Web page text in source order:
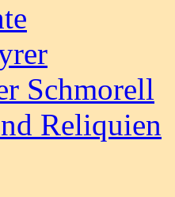
Schmorell
Reliquien